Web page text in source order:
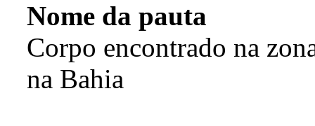
Nome da pauta
Corpo encontrado na
na Bahia